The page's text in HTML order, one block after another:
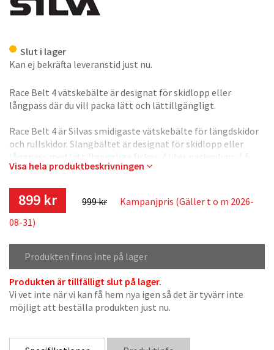
Slut i lager
Kan ej bekräfta leveranstid just nu.
Race Belt 4 vätskebälte är designat för skidlopp eller
långpass där du vill packa lätt och lättillgängligt.
Race Belt 4 är Silvas smidigaste vätskebälte för längdskidor
och rullskidor. Slangbältet är designat för skidlopp eller
långpass med lättillgängliga fickor, 4 liter packvolym, 1,5
liter vätskeblåsa och isolerad slang som inte fryser.
viktfördelning under långa aktiviteter och det mjuka
meshtyget på baksidan skapar optimal ventilation.
Race Belt 4 vätskebälte är designat för skidlopp eller
långpass där du vill packa lätt och lättillgängligt. Sidfickorna
i meshtyg gör det enkelt att komma åt gels, bars eller
stoppa ner skräp. Lägg en buff eller skidhållare i den bakre
meshfickan och förvara telefonen i den vattenavvisande
fickan med dragkedja. Innerfacket på 4 liter rymmer något
bältets kabelutgång eller stavspetsar och bryne om du
Visa hela produktbeskrivningen
899 kr 999 kr
Kampanjpris (Gäller t o m 2026-
08-31)
Produkten finns inte på lager
Produkten är tillfälligt slut på lager.
Vi vet inte när vi kan få hem nya igen så det är tyvärr inte
möjligt att beställa produkten just nu.